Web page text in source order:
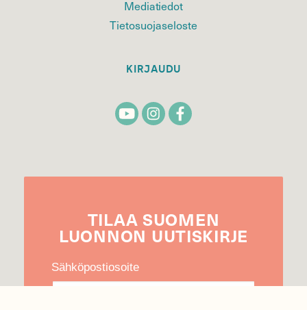
Mediatiedot
Tietosuojaseloste
KIRJAUDU
TILAA SUOMEN
LUONNON UUTIS­KIRJE
Sähköpostiosoite